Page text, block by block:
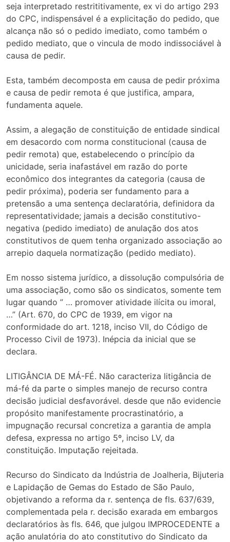
seja interpretado restrititivamente, ex vi do artigo 293
do CPC, indispensável é a explicitação do pedido, que
alcança não só o pedido imediato, como também o
pedido mediato, que o vincula de modo indissociável à
causa de pedir.
Esta, também decomposta em causa de pedir próxima
e causa de pedir remota é que justifica, ampara,
fundamenta aquele.
Assim, a alegação de constituição de entidade sindical
em desacordo com norma constitucional (causa de
pedir remota) que, estabelecendo o princípio da
unicidade, seria inafastável em razão do porte
econômico dos integrantes da categoria (causa de
pedir próxima), poderia ser fundamento para a
pretensão a uma sentença declaratória, definidora da
representatividade; jamais a decisão constitutivo-
negativa (pedido imediato) de anulação dos atos
constitutivos de quem tenha organizado associação ao
arrepio daquela normatização (pedido mediato).
Em nosso sistema jurídico, a dissolução compulsória de
uma associação, como são os sindicatos, somente tem
lugar quando ” … promover atividade ilícita ou imoral,
…” (Art. 670, do CPC de 1939, em vigor na
conformidade do art. 1218, inciso VII, do Código de
Processo Civil de 1973). Inépcia da inicial que se
declara.
LITIGÂNCIA DE MÁ-FÉ. Não caracteriza litigância de
má-fé da parte o simples manejo de recurso contra
decisão judicial desfavorável. desde que não evidencie
propósito manifestamente procrastinatório, a
impugnação recursal concretiza a garantia de ampla
defesa, expressa no artigo 5º, inciso LV, da
constituição. Imputação rejeitada.
Recurso do Sindicato da Indústria de Joalheria, Bijuteria
e Lapidação de Gemas do Estado de São Paulo,
objetivando a reforma da r. sentença de fls. 637/639,
complementada pela r. decisão exarada em embargos
declaratórios às fls. 646, que julgou IMPROCEDENTE a
ação anulatória do ato constitutivo do Sindicato da